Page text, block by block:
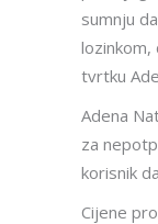
sumnju
tvrtku
Adena
za
korisnik
Cijene